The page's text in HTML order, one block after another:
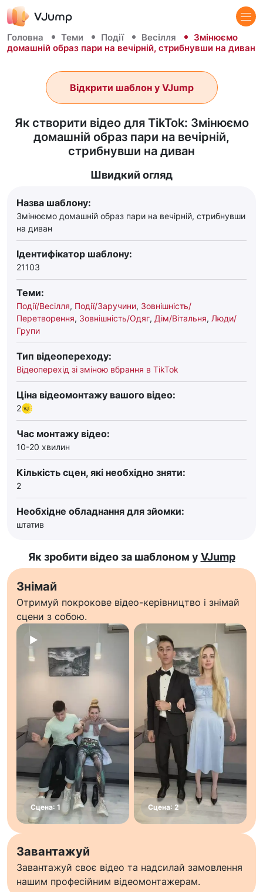
Головна Теми Події Весілля
Змінюємо
домашній образ пари на вечірній, стрибнувши на диван
Як створити відео для TikTok: Змінюємо
домашній образ пари на вечірній,
стрибнувши на диван
Відкрити шаблон у VJump
Швидкий огляд
Назва шаблону:
Змінюємо домашній образ пари на вечірній, стрибнувши
на диван
Ідентифікатор шаблону:
21103
Теми:
Події/Весілля, Події/Заручини, Зовнішність/
Перетворення, Зовнішність/Одяг, Дім/Вітальня, Люди/
Групи
Тип відеопереходу:
Відеоперехід зі зміною вбрання в TikTok
Ціна відеомонтажу вашого відео:
2
Час монтажу відео:
10-20 хвилин
Кількість сцен, які необхідно зняти:
2
Необхідне обладнання для зйомки:
штатив
Як зробити відео за шаблоном у VJump
Знімай
Отримуй покрокове відео-керівництво і знімай
сцени з собою.
Завантажуй
Завантажуй своє відео та надсилай замовлення
нашим професійним відеомонтажерам.